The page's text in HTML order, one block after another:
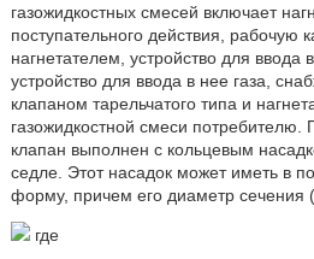
газожидкостных смесей включает
поступательного действия, рабочую
нагнетателем, устройство для ввода
устройство для ввода в нее газа,
клапаном тарельчатого типа и
газожидкостной смеси потребителю.
клапан выполнен с кольцевым
седле. Этот насадок может иметь в
форму, причем его диаметр сечения
где